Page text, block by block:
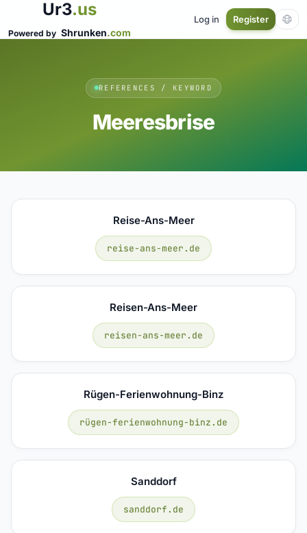
Ur3.us
Powered by Shrunken.com
Log in Register
REFERENCES / KEYWORD
Meeresbrise
Reise-Ans-Meer
reise-ans-meer.de
Reisen-Ans-Meer
reisen-ans-meer.de
Rügen-Ferienwohnung-Binz
rügen-ferienwohnung-binz.de
Sanddorf
sanddorf.de